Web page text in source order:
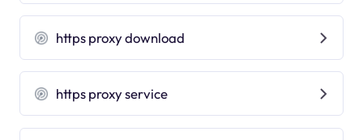
https proxy download
https proxy service